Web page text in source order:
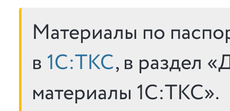
Материалы по
в 1С:ТКС, в раздел
материалы 1С:ТКС».